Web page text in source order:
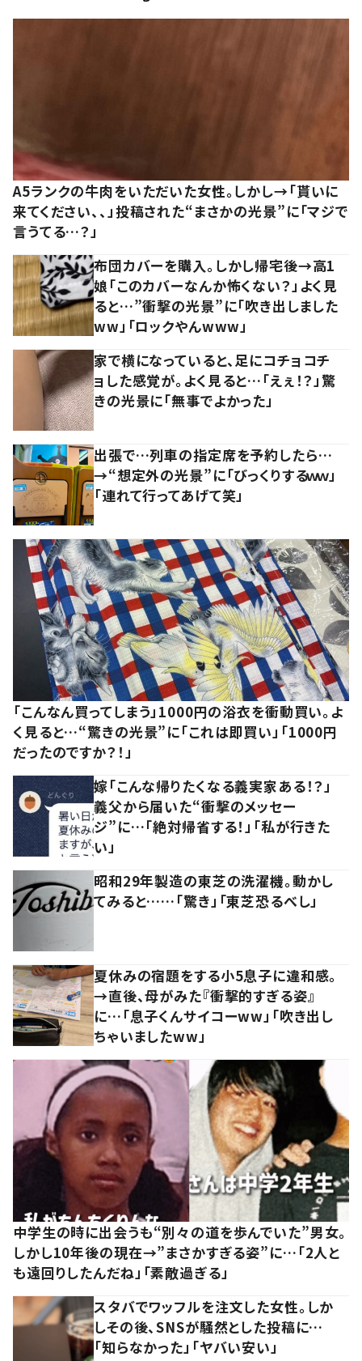
A5ランクの牛肉をいただいた女性。しかし→「貰いに
来てください、、」投稿された“まさかの光景”に「マジで
言うてる…？」
布団カバーを購入。しかし帰宅後→高1
娘「このカバーなんか怖くない？」よく見
ると…”衝撃の光景”に「吹き出しました
ww」「ロックやんwww」
家で横になっていると、足にコチョコチ
ョした感覚が。よく見ると…「えぇ！？」驚
きの光景に「無事でよかった」
出張で…列車の指定席を予約したら…
→“想定外の光景”に「びっくりするｗｗ」
「連れて行ってあげて笑」
「こんなん買ってしまう」1000円の浴衣を衝動買い。よ
く見ると…“驚きの光景”に「これは即買い」「1000円
だったのですか？！」
嫁「こんな帰りたくなる義実家ある！？」
義父から届いた“衝撃のメッセー
ジ”に…「絶対帰省する！」「私が行きた
い」
昭和29年製造の東芝の洗濯機。動かし
てみると……「驚き」「東芝恐るべし」
夏休みの宿題をする小5息子に違和感。
→直後、母がみた『衝撃的すぎる姿』
に…「息子くんサイコーww」「吹き出し
ちゃいましたww」
中学生の時に出会うも“別々の道を歩んでいた”男女。
しかし10年後の現在→”まさかすぎる姿”に…「2人と
も遠回りしたんだね」「素敵過ぎる」
スタバでワッフルを注文した女性。しか
しその後、SNSが騒然とした投稿に…
「知らなかった」「ヤバい安い」